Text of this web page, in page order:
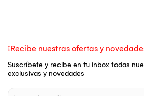
¡Recibe nuestras ofertas y
Suscríbete y recibe en tu inbox todas
exclusivas y novedades